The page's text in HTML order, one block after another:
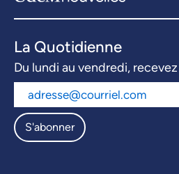
La Quotidienne
Du lundi au vendredi,
S'abonner